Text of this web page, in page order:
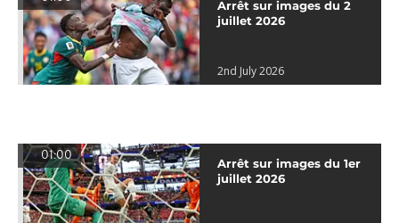
Arrêt sur images du 2
juillet 2026
2nd July 2026
01:00
Arrêt sur images du 1er
juillet 2026